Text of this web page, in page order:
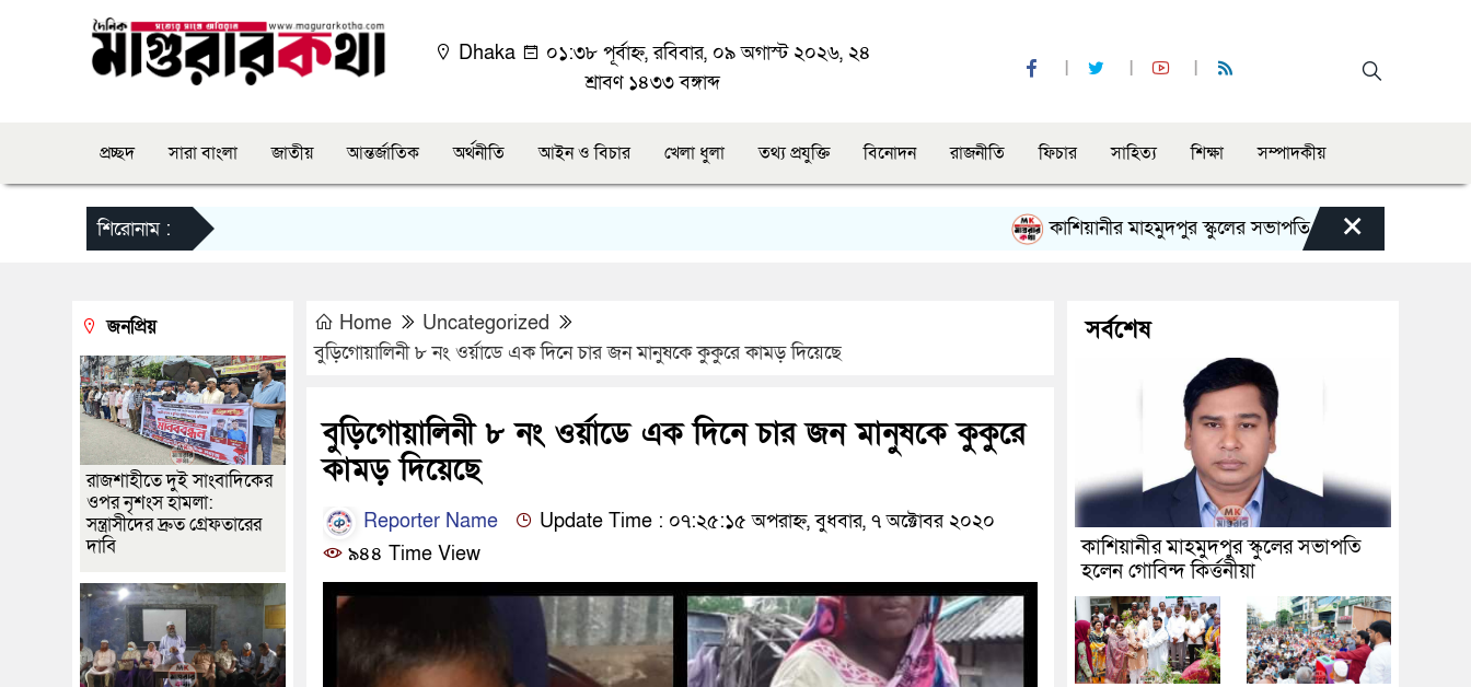
Dhaka
০১:৩৮ পূর্বাহ্ন, রবিবার, ০৯ অগাস্ট ২০২৬, ২৪
শ্রাবণ ১৪৩৩ বঙ্গাব্দ
প্রচ্ছদ সারা বাংলা জাতীয় আন্তর্জাতিক অর্থনীতি আইন ও বিচার খেলা ধুলা তথ্য প্রযুক্তি বিনোদন রাজনীতি ফিচার সাহিত্য শিক্ষা সম্পাদকীয়
শিরোনাম : কাশিয়ানীর মাহমুদপুর স্কুলের সভাপতি হলেন গোবিন্দ কির্ত্তনীয়া
×
Home
Uncategorized
বুড়িগোয়ালিনী ৮ নং ওর্য়াডে এক দিনে চার জন মানুষকে কুকুরে কামড় দিয়েছে
বুড়িগোয়ালিনী ৮ নং ওর্য়াডে এক দিনে চার জন মানুষকে কুকুরে
কামড় দিয়েছে
Reporter Name
Update Time : ০৭:২৫:১৫ অপরাহ্ন, বুধবার, ৭ অক্টোবর ২০২০
৯৪৪ Time View
জনপ্রিয়
রাজশাহীতে দুই সাংবাদিকের
ওপর নৃশংস হামলা:
সন্ত্রাসীদের দ্রুত গ্রেফতারের
দাবি
সর্বশেষ
কাশিয়ানীর মাহমুদপুর স্কুলের সভাপতি
হলেন গোবিন্দ কির্ত্তনীয়া